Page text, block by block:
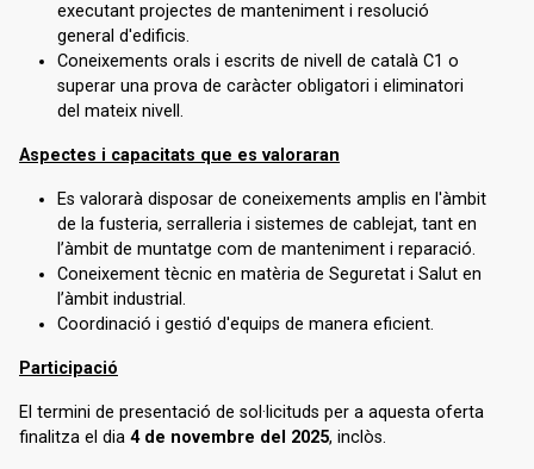
executant projectes de manteniment i resolució
general d'edificis.
Coneixements orals i escrits de nivell de català C1 o
superar una prova de caràcter obligatori i eliminatori
del mateix nivell.
Aspectes i capacitats que es valoraran
Es valorarà disposar de coneixements amplis en l'àmbit
de la fusteria, serralleria i sistemes de cablejat, tant en
l’àmbit de muntatge com de manteniment i reparació.
Coneixement tècnic en matèria de Seguretat i Salut en
l’àmbit industrial.
Coordinació i gestió d'equips de manera eficient.
Participació
El termini de presentació de sol·licituds per a aquesta oferta
finalitza el dia 4 de novembre del 2025, inclòs.